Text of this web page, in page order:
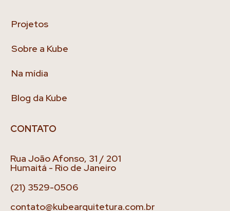
Projetos
Sobre a Kube
Na mídia
Blog da Kube
CONTATO
Rua João Afonso, 31 / 201
Humaitá - Rio de Janeiro
(21) 3529-0506
contato@kubearquitetura.com.br